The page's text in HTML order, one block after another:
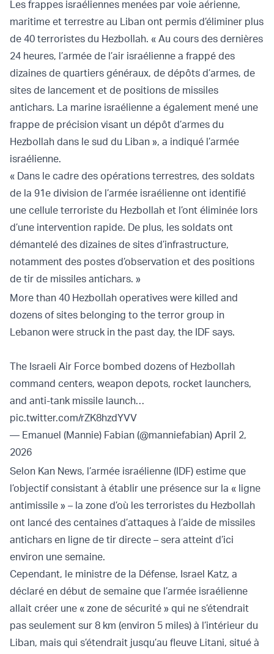
Les frappes israéliennes menées par voie aérienne,
maritime et terrestre au Liban ont permis d’éliminer plus
de 40 terroristes du Hezbollah. « Au cours des dernières
24 heures, l’armée de l’air israélienne a frappé des
dizaines de quartiers généraux, de dépôts d’armes, de
sites de lancement et de positions de missiles
antichars. La marine israélienne a également mené une
frappe de précision visant un dépôt d’armes du
Hezbollah dans le sud du Liban », a indiqué l’armée
israélienne.
« Dans le cadre des opérations terrestres, des soldats
de la 91e division de l’armée israélienne ont identifié
une cellule terroriste du Hezbollah et l’ont éliminée lors
d’une intervention rapide. De plus, les soldats ont
démantelé des dizaines de sites d’infrastructure,
notamment des postes d’observation et des positions
de tir de missiles antichars. »
More than 40 Hezbollah operatives were killed and
dozens of sites belonging to the terror group in
Lebanon were struck in the past day, the IDF says.
The Israeli Air Force bombed dozens of Hezbollah
command centers, weapon depots, rocket launchers,
and anti-tank missile launch…
pic.twitter.com/rZK8hzdYVV
— Emanuel (Mannie) Fabian (@manniefabian) April 2,
2026
Selon Kan News, l’armée israélienne (IDF) estime que
l’objectif consistant à établir une présence sur la « ligne
antimissile » – la zone d’où les terroristes du Hezbollah
ont lancé des centaines d’attaques à l’aide de missiles
antichars en ligne de tir directe – sera atteint d’ici
environ une semaine.
Cependant, le ministre de la Défense, Israel Katz, a
déclaré en début de semaine que l’armée israélienne
allait créer une « zone de sécurité » qui ne s’étendrait
pas seulement sur 8 km (environ 5 miles) à l’intérieur du
Liban, mais qui s’étendrait jusqu’au fleuve Litani, situé à